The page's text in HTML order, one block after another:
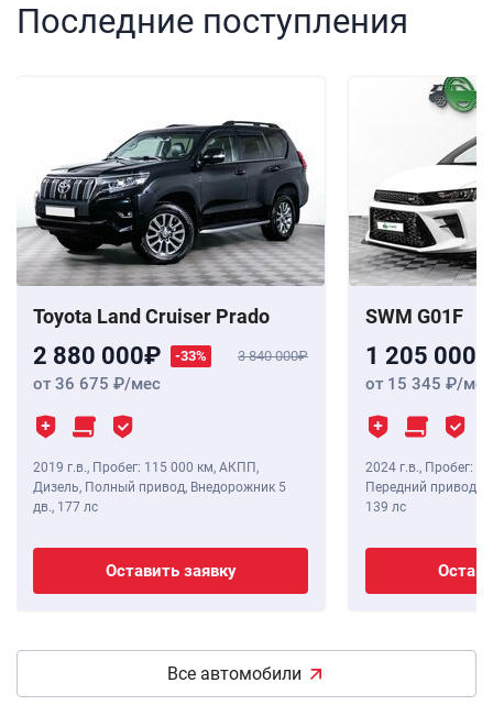
Последние поступления
Toyota Land Cruiser Prado
2 880 000 -33% 3 840 000
от 36 675 /мес
2019 г.в., Пробег: 115 000 км, АКПП,
Дизель, Полный привод, Внедорожник 5
дв., 177 лс
Оставить заявку
SWM G01F
1 205 000
от 15 345 /мес
2024 г.в., Пробег: 8
Передний привод,
139 лс
Все автомобили